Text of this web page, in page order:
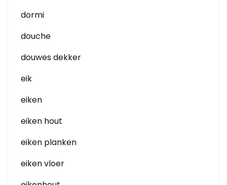
dormi
douche
douwes dekker
eik
eiken
eiken hout
eiken planken
eiken vloer